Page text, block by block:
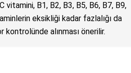
vitamini, B1, B2, B3, B5, B6, B7, B9,
eksikliği kadar fazlalığı da
kontrolünde alınması önerilir.